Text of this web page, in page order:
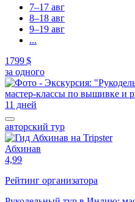
7–17 авг
8–18 авг
9–19 авг
...
1799 $
за одного
11 дней
авторский тур
Абхинав
4,99
Рейтинг организатора